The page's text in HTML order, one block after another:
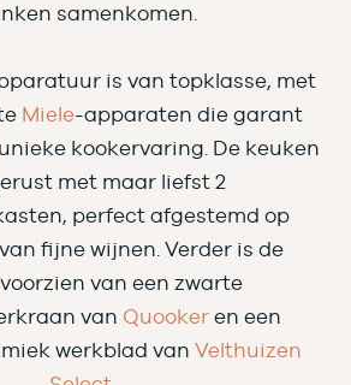
samenkomen.
is van topklasse, met
Miele-apparaten die garant
kookervaring. De keuken
met maar liefst 2
perfect afgestemd op
fijne wijnen. Verder is de
van een zwarte
van Quookeren een
werkblad van Velthuizen